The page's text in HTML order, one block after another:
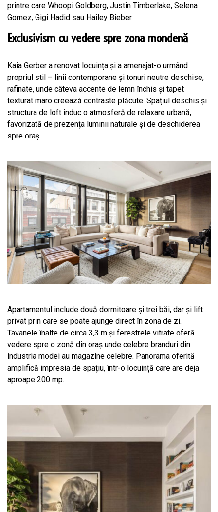
printre care Whoopi Goldberg, Justin Timberlake, Selena
Gomez, Gigi Hadid sau Hailey Bieber.
Exclusivism cu vedere spre zona mondenă
Kaia Gerber a renovat locuința și a amenajat-o urmând
propriul stil – linii contemporane și tonuri neutre deschise,
rafinate, unde câteva accente de lemn închis și tapet
texturat maro creează contraste plăcute. Spațiul deschis și
structura de loft induc o atmosferă de relaxare urbană,
favorizată de prezența luminii naturale și de deschiderea
spre oraș.
Apartamentul include două dormitoare și trei băi, dar și lift
privat prin care se poate ajunge direct în zona de zi.
Tavanele înalte de circa 3,3 m și ferestrele vitrate oferă
vedere spre o zonă din oraș unde celebre branduri din
industria modei au magazine celebre. Panorama oferită
amplifică impresia de spațiu, într-o locuință care are deja
aproape 200 mp.